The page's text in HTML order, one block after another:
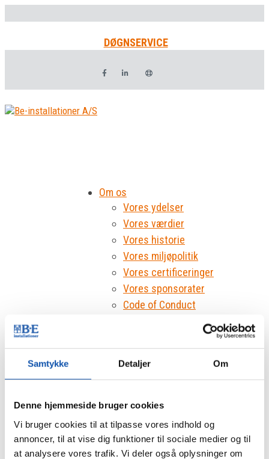
Samtykke Detaljer Om
Denne hjemmeside bruger cookies
Vi bruger cookies til at tilpasse vores indhold og
annoncer, til at vise dig funktioner til sociale medier og til
at analysere vores trafik. Vi deler også oplysninger om
DØGNSERVICE
Om os
Vores ydelser
Vores værdier
Vores historie
Vores miljøpolitik
Vores certificeringer
Vores sponsorater
Code of Conduct
Industri
Ladeboks
Netværk & Fiber
Brand & Sikring
Brandsikring